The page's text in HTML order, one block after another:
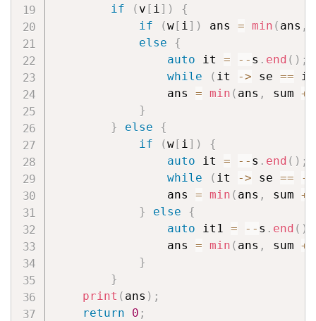
if
( v [ i] )
{
if
(w[ i] ) ans = min ( ans ,
else
{
auto it = -- s . end ( ) ;
while
( it -> se == i
                ans
= min ( ans , sum +
}
}
else
{
if
(w[ i] )
{
auto it = -- s . end ( ) ;
while
( it -> se == -
                ans
= min ( ans , sum +
}
else
{
auto it1 = -- s . end ( )
                ans
= min ( ans , sum +
}
}
print ( ans ) ;
return
0 ;